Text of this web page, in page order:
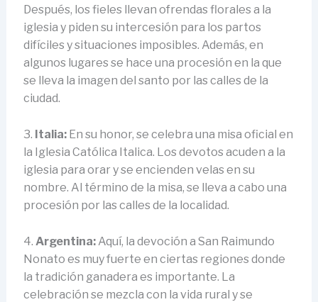
Después, los fieles llevan ofrendas florales a la
iglesia y piden su intercesión para los partos
difíciles y situaciones imposibles. Además, en
algunos lugares se hace una procesión en la que
se lleva la imagen del santo por las calles de la
ciudad.
3. Italia:En su honor, se celebra una misa oficial en
la Iglesia Católica Italica. Los devotos acuden a la
iglesia para orar y se encienden velas en su
nombre. Al término de la misa, se lleva a cabo una
procesión por las calles de la localidad.
4. Argentina:Aquí, la devoción a San Raimundo
Nonato es muy fuerte en ciertas regiones donde
la tradición ganadera es importante. La
celebración se mezcla con la vida rural y se